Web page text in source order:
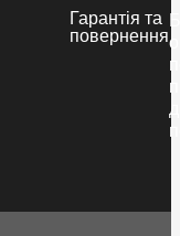
Гарантія та
повернення